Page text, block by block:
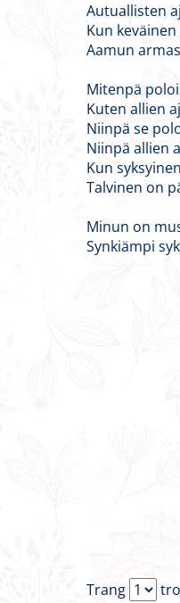
Autuallisten
Kun
Aamun
Mitenpä
Kuten allien
Niinpä se
Niinpä allien
Kun
Talvinen on
Minun on
Synkiämpi
Trang